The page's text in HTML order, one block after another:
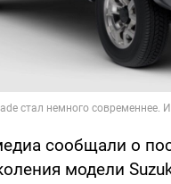
сообщали о
модели